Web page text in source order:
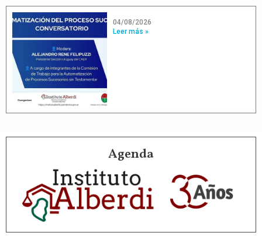
04/08/2026
Leer más »
Agenda